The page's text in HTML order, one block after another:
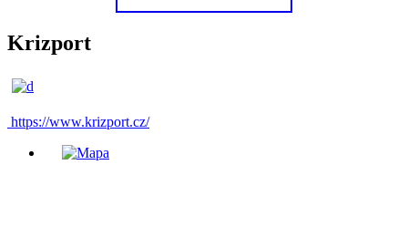
Krizport
https://www.krizport.cz/